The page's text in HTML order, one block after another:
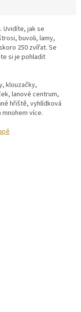
Uvidíte, jak se
buvoli, lamy,
250 zvířat. Se
si je pohladit
klouzačky,
lanové centrum,
hřiště, vyhlídková
více.